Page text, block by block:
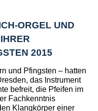
ORGEL UND
2015
und Pfingsten – hatten
das Instrument
befreit, die Pfeifen im
Fachkenntnis
Klangkörper einer